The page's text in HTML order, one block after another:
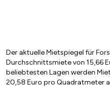
Der aktuelle Mietspiegel für
Durchschnittsmiete von 15,66
beliebtesten Lagen werden
20,58 Euro pro Quadratmeter